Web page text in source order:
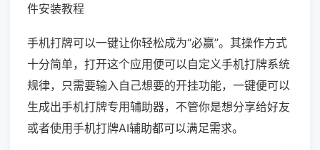
件安装教程
手机打牌可以一键让你轻松成为“必赢”。其操作方式
十分简单，打开这个应用便可以自定义手机打牌系统
规律，只需要输入自己想要的开挂功能，一键便可以
生成出手机打牌专用辅助器，不管你是想分享给好友
或者使用手机打牌AI辅助都可以满足需求。